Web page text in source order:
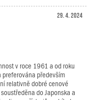
29. 4. 2024
v roce 1961 a od roku
preferována především
relativně dobré cenové
do Japonska a